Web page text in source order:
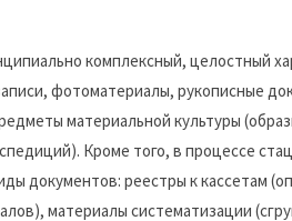
комплексный, целостный
фотоматериалы, рукописные
материальной культуры
Кроме того, в процессе
документов: реестры к кассетам
материалы систематизации